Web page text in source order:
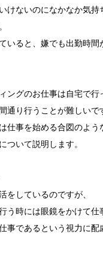
けないのになかなか気持
いると、嫌でも出勤時間
ングのお仕事は自宅で行
通り行うことが難しいで
仕事を始める合図のよう
ついて説明します。
をしているのですが、
う時には眼鏡をかけて仕
事であるという視力に配